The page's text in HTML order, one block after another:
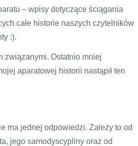
– wpisy dotyczące ściągania
całe historie naszych czytelników
:).
związanymi. Ostatnio mniej
aparatowej historii nastąpił ten
ma jednej odpowiedzi. Zależy to od
jego samodyscypliny oraz od